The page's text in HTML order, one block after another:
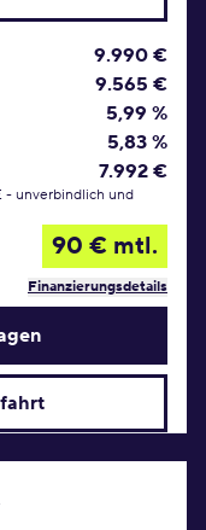
9.990 €
9.565 €
5,99 %
5,83 %
7.992 €
- unverbindlich und
90 € mtl.
Finanzierungsdetails